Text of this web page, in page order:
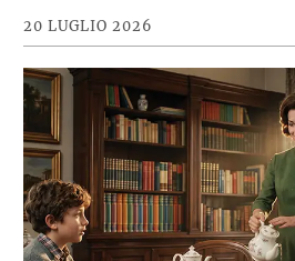
20 LUGLIO 2026